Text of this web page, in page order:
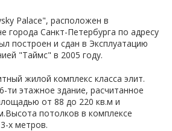
Palace", расположен в
города Санкт-Петербурга по адресу
построен и сдан в Эксплуатацию
"Таймс" в 2005 году.
жилой комплекс класса элит.
ти этажное здание, расчитанное
от 88 до 220 кв.м и
потолков в комплексе
х метров.